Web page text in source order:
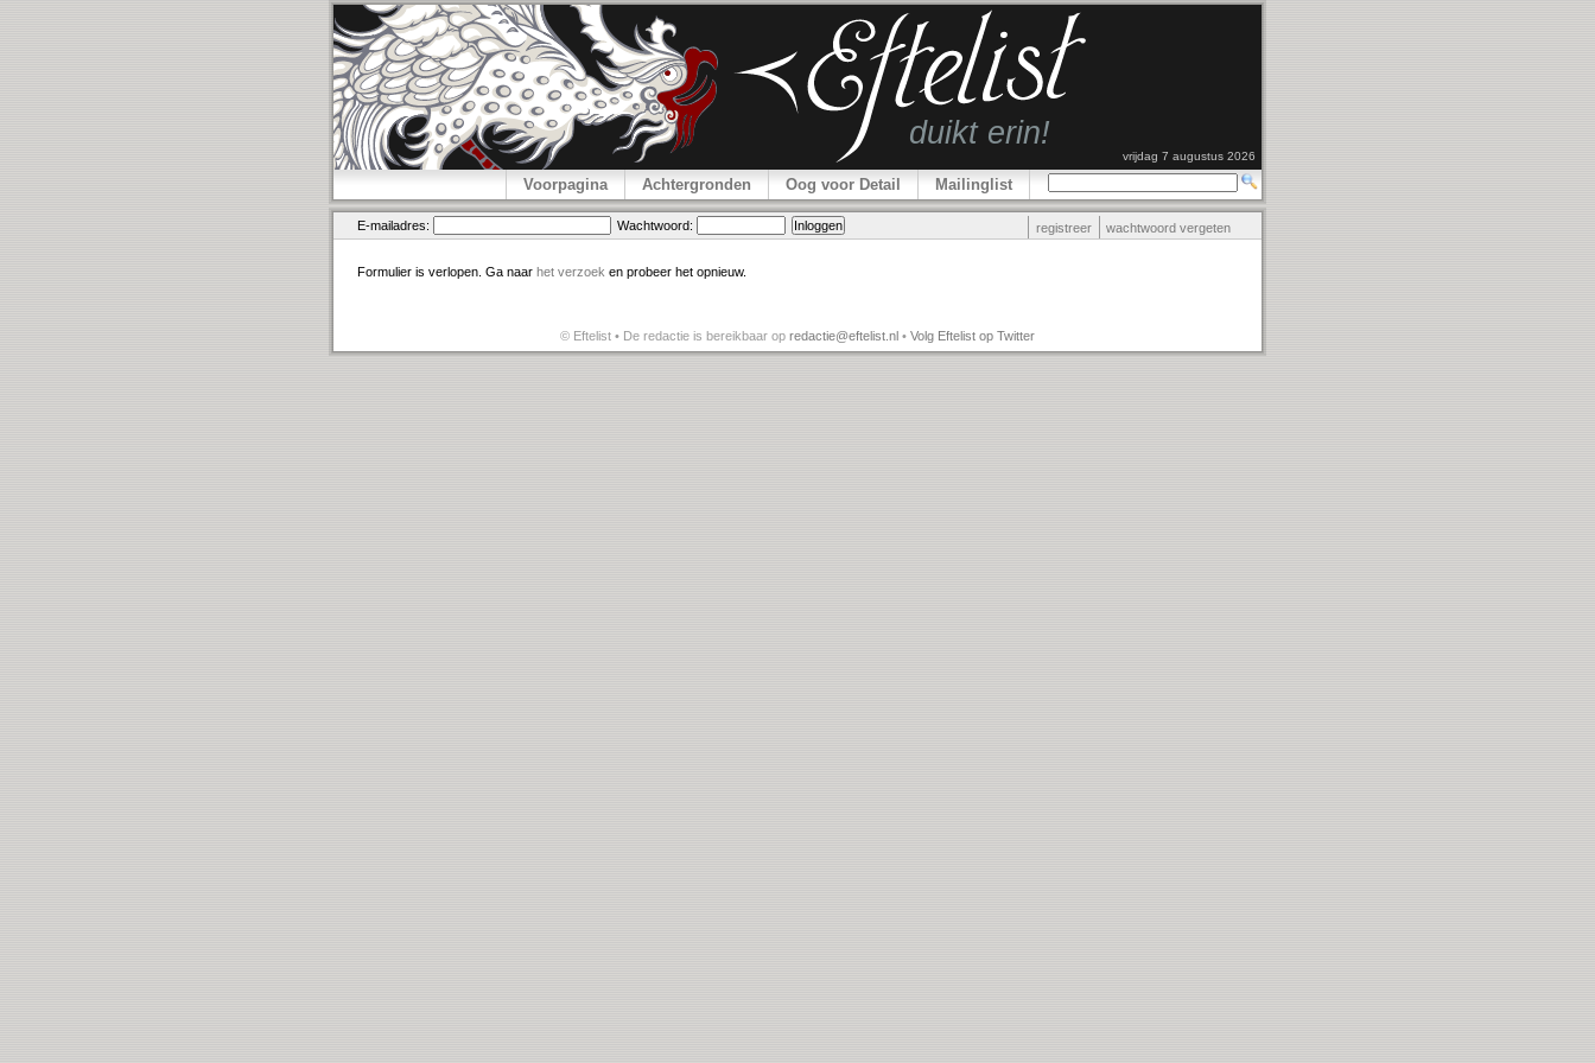
vrijdag 7 augustus 2026
Voorpagina Achtergronden Oog voor Detail Mailinglist
E-mailadres: Wachtwoord: registreer wachtwoord vergeten
Formulier is verlopen. Ga naar het verzoek en probeer het opnieuw.
© Eftelist • De redactie is bereikbaar op redactie@eftelist.nl • Volg Eftelist op Twitter